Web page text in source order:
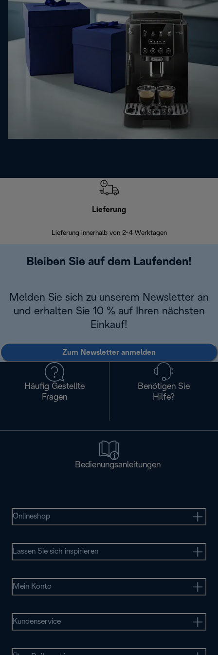
Lieferung
Lieferung innerhalb von 2-4 Werktagen
Bleiben Sie auf dem Laufenden!
Melden Sie sich zu unserem Newsletter an
und erhalten Sie 10 % auf Ihren nächsten
Einkauf!
Zum Newsletter anmelden
Häufig Gestellte
Fragen
Benötigen Sie
Hilfe?
Bedienungsanleitungen
Onlineshop
Lassen Sie sich inspirieren
Mein Konto
Kundenservice